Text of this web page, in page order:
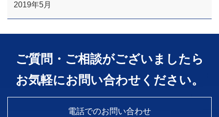
2019年5月
ご質問・ご相談がございましたら
お気軽にお問い合わせください。
電話でのお問い合わせ